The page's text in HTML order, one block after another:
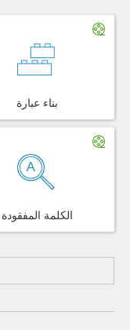
بناء عبارة
الكلمة المفقودة